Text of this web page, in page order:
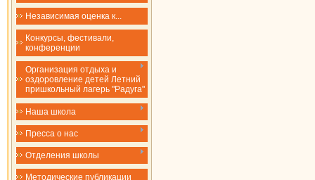
Независимая оценка к...
Конкурсы, фестивали,
конференции
Организация отдыха и
оздоровление детей Летний
пришкольный лагерь "Радуга"
Наша школа
Пресса о нас
Отделения школы
Методические публикации